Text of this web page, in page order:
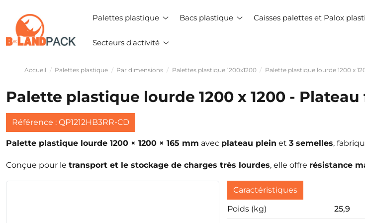
Palettes plastique Bacs plastique Caisses palettes et Palox
Secteurs d'activité
Accueil Palettes plastique Par dimensions Palettes plastique 1200x1200 Palette plastique lourde 1200 x
Palette plastique lourde 1200 x 1200 -
Référence : QP1212HB3RR-CD
Palette plastique lourde 1200 × 1200 × 165 mm avec plateau plein et 3 semelles,
Conçue pour le transport et le stockage de charges très lourdes, elle offre résistance
Caractéristiques
Poids (kg)
25,9